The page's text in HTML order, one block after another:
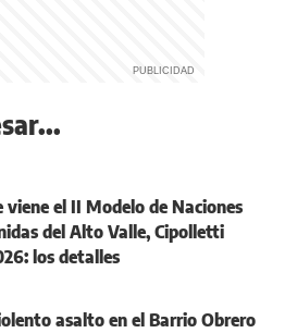
viene el II Modelo de Naciones
del Alto Valle, Cipolletti
los detalles
asalto en el Barrio Obrero